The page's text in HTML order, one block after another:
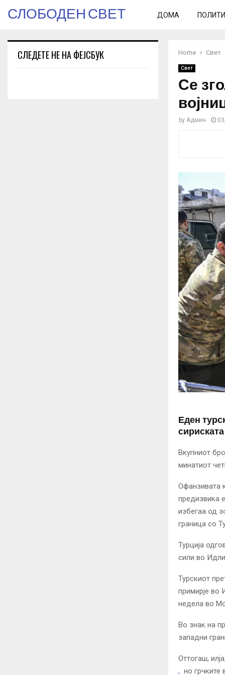
СЛОБОДЕН СВЕТ ДОМА
Home Свет
Свет
Се
by Админ
Еден
Вкупниот
минатиот
Офанзивата
предизвика
избегаа од
граница со
Турција
сили во
Турскиот
примирје во
недела во
Во знак на
западни
Оттогаш,
, но грчките
СЛЕДЕТЕ НЕ НА ФЕЈСБУК